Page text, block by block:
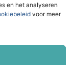
en het analyseren
voor meer
taec.nl
tips die